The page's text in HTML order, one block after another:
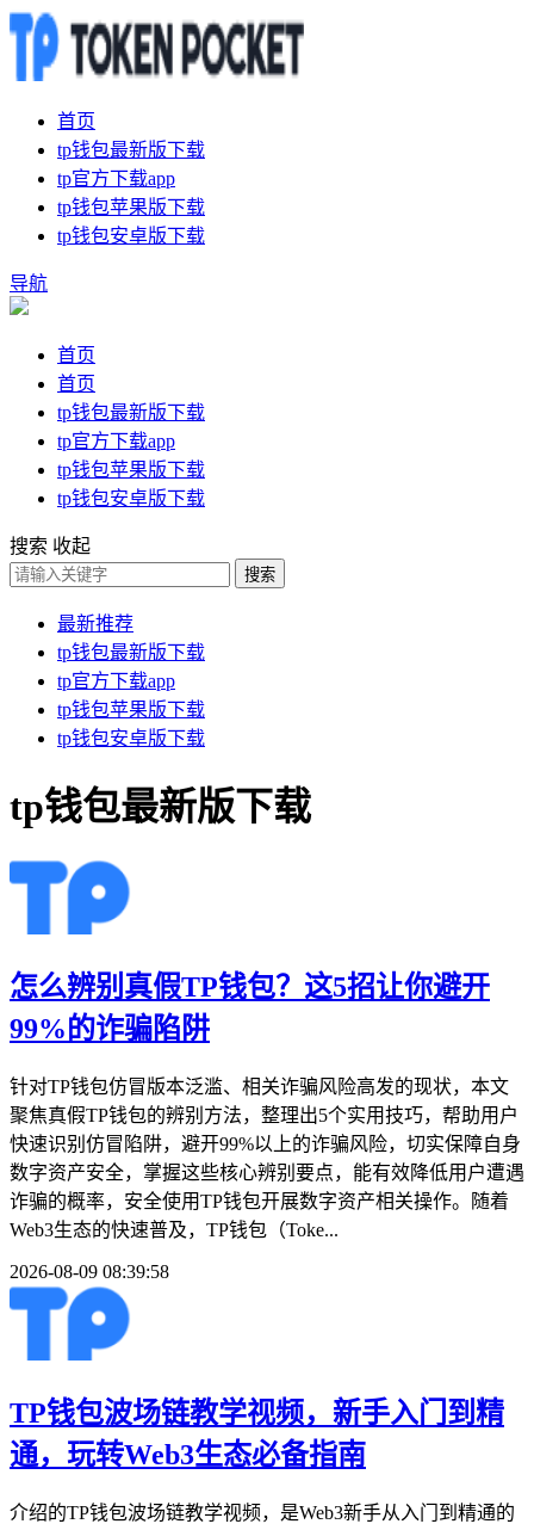
首页
tp钱包最新版下载
tp官方下载app
tp钱包苹果版下载
tp钱包安卓版下载
导航
首页
首页
tp钱包最新版下载
tp官方下载app
tp钱包苹果版下载
tp钱包安卓版下载
搜索 收起
搜索
最新推荐
tp钱包最新版下载
tp官方下载app
tp钱包苹果版下载
tp钱包安卓版下载
tp钱包最新版下载
怎么辨别真假TP钱包？这5招让你避开
99%的诈骗陷阱
针对TP钱包仿冒版本泛滥、相关诈骗风险高发的现状，本文
聚焦真假TP钱包的辨别方法，整理出5个实用技巧，帮助用户
快速识别仿冒陷阱，避开99%以上的诈骗风险，切实保障自身
数字资产安全，掌握这些核心辨别要点，能有效降低用户遭遇
诈骗的概率，安全使用TP钱包开展数字资产相关操作。随着
Web3生态的快速普及，TP钱包（Toke...
2026-08-09 08:39:58
TP钱包波场链教学视频，新手入门到精
通，玩转Web3生态必备指南
介绍的TP钱包波场链教学视频，是Web3新手从入门到精通的